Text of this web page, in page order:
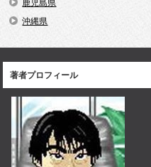
鹿児島県
沖縄県
著者プロフィール